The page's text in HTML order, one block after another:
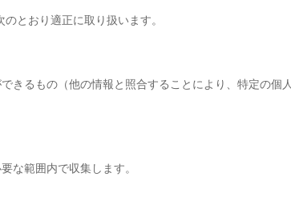
とおり適正に取り扱います。
きるもの（他の情報と照合することにより、特定の個
な範囲内で収集します。